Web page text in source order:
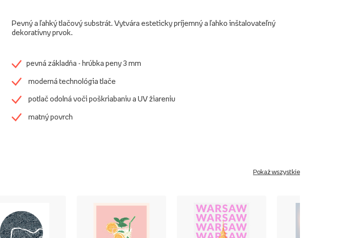
Pevný a ľahký tlačový substrát. Vytvára esteticky príjemný a ľahko inštalovateľný
dekoratívny prvok.
pevná základňa - hrúbka peny 3 mm
moderná technológia tlače
potlač odolná voči poškriabaniu a UV žiareniu
matný povrch
Pokaż wszystkie